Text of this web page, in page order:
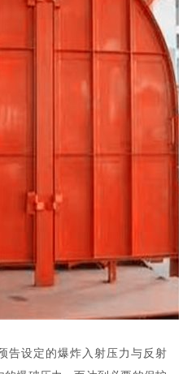
告设定的爆炸入射压力与反射